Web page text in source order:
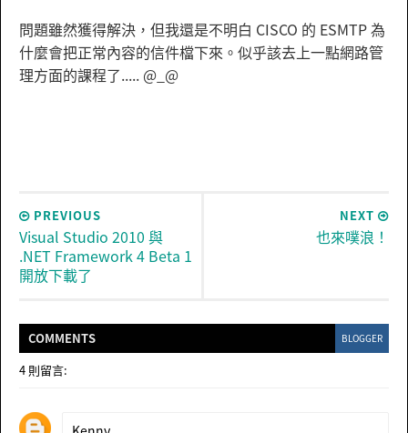
問題雖然獲得解決，但我還是不明白 CISCO 的 ESMTP 為
什麼會把正常內容的信件檔下來。似乎該去上一點網路管
理方面的課程了..... @_@
NEXT
也來噗浪！
PREVIOUS
Visual Studio 2010 與
.NET Framework 4 Beta 1
開放下載了
COMMENTS BLOGGER
4 則留言: